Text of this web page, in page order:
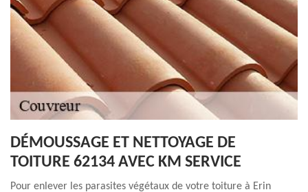
DÉMOUSSAGE ET NETTOYAGE DE
TOITURE 62134 AVEC KM SERVICE
Pour enlever les parasites végétaux de votre toiture à Erin